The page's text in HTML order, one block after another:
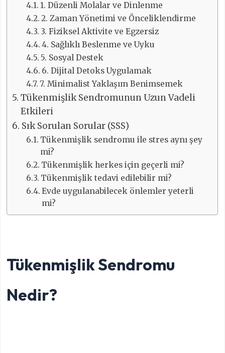
1. Düzenli Molalar ve Dinlenme
2. Zaman Yönetimi ve Önceliklendirme
3. Fiziksel Aktivite ve Egzersiz
4. Sağlıklı Beslenme ve Uyku
5. Sosyal Destek
6. Dijital Detoks Uygulamak
7. Minimalist Yaklaşım Benimsemek
Tükenmişlik Sendromunun Uzun Vadeli
Etkileri
Sık Sorulan Sorular (SSS)
Tükenmişlik sendromu ile stres aynı şey
mi?
Tükenmişlik herkes için geçerli mi?
Tükenmişlik tedavi edilebilir mi?
Evde uygulanabilecek önlemler yeterli
mi?
Tükenmişlik Sendromu
Nedir?